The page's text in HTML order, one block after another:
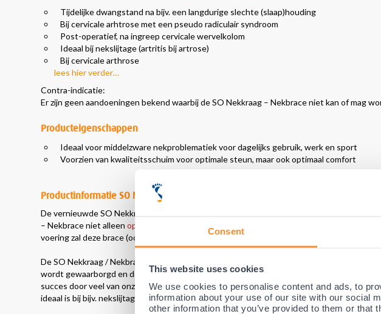
Consent
This website uses cookies
We use cookies to personalise content and ads, to
information about your use of our site with our social
other information that you’ve provided to them or that
Tijdelijke dwangstand na bijv. een langdurige slechte (slaap)houding
Bij cervicale arhtrose met een pseudo radiculair syndroom
Post-operatief, na ingreep cervicale wervelkolom
Ideaal bij nekslijtage (artritis bij artrose)
Bij cervicale arthrose
lees hier verder…
Contra-indicatie:
Er zijn geen aandoeningen bekend waarbij de SO Nekkraag – Nekbrace niet kan of mag
Producteigenschappen
Ideaal voor middelzware nekproblematiek voor dagelijks gebruik, werk en sport
Voorzien van kwaliteitsschuim voor optimale steun, maar ook optimaal comfort
Productinformatie SO Nekkraag / Nekbrace
De vernieuwde SO Nekkraag / Nekbrace is bij deze nieuwste versie voorzien van
– Nekbrace niet alleen optimale steun en bescherming
aan de nek biedt, maar ook
voering zal deze brace (ook bij veelvuldig gebruik) niet gaan irriteren.
De SO Nekkraag / Nekbrace is voorzien van een speciaal aangebrachte uitsparing voor de
wordt gewaarborgd en de nek en omliggende spieren nog meer steun zullen krijgen. De
succes door veel van onze patiënten gebruikt voor optimale steun en bescherming bij
ideaal is bij bijv. nekslijtage (artritis bij artrose).